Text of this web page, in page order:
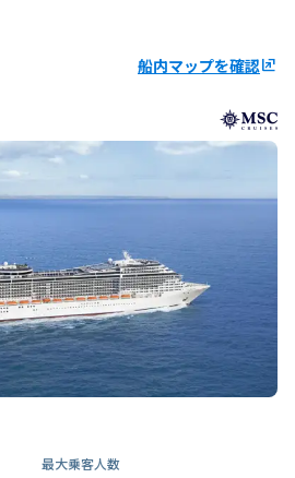
船内マップを確認ungroup
最大乗客人数